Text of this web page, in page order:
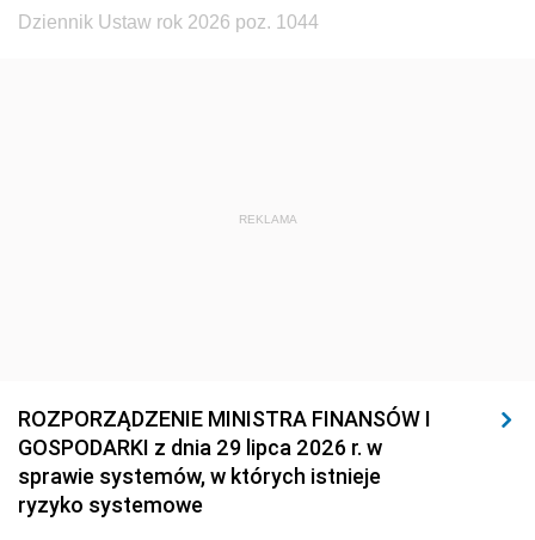
Dziennik Ustaw rok 2026 poz. 1044
REKLAMA
ROZPORZĄDZENIE MINISTRA FINANSÓW I
GOSPODARKI z dnia 29 lipca 2026 r. w
sprawie systemów, w których istnieje
ryzyko systemowe